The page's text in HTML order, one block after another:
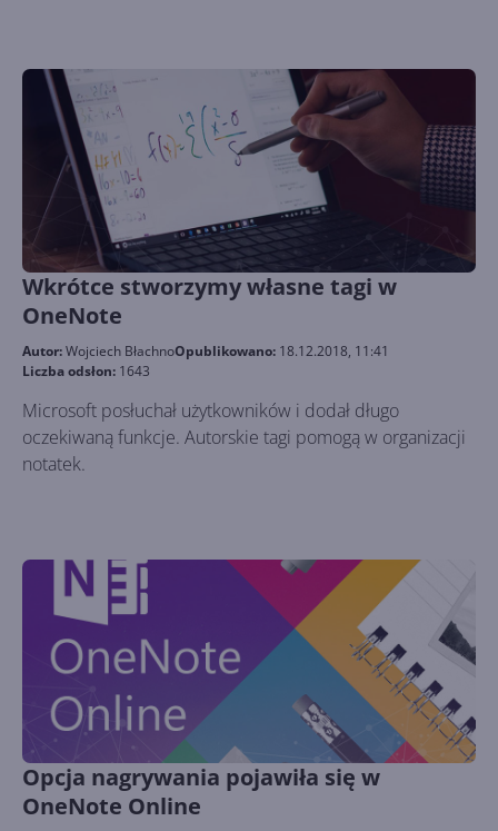
Wkrótce stworzymy własne tagi w
OneNote
Autor:Wojciech BłachnoOpublikowano: 18.12.2018, 11:41
Liczba odsłon: 1643
Microsoft posłuchał użytkowników i dodał długo
oczekiwaną funkcje. Autorskie tagi pomogą w organizacji
notatek.
Opcja nagrywania pojawiła się w
OneNote Online